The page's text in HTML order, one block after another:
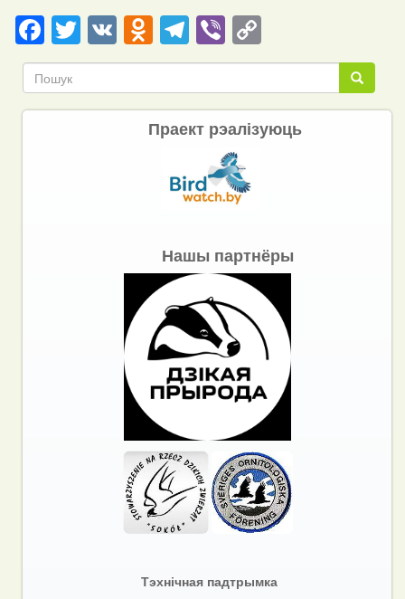
Facebook
Twitter
VKOdnoklassniki
Telegram
ViberCopy
Link Пошук
Пошук
Праект рэалізуюць
Нашы партнёры
Тэхнічная падтрымка